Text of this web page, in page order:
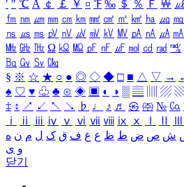
′ ″ ℃ Å ￠ ￡ ￥ ¤ ℉ ‰ ＄ ％ Ｆ ￦ ㎕
㎙ ㎚ ㎛ ㎜ ㎝ ㎞ ㎟ ㎠ ㎡ ㎢ ㏊ ㎍ ㎎
㎱ ㎲ ㎳ ㎴ ㎵ ㎶ ㎷ ㎸ ㎹ ㎀ ㎁ ㎂ ㎃
㎒ ㎓ ㎔ Ω ㏀ ㏁ ㎊ ㎋ ㎌ ㏖ ㏅ ㎭ ㎮
㏃ ㏉ ㏜ ㏆
§ ※ ☆ ★ ○ ● ◎ ◇ ◆ □ ■ △ ▽ →
♠ ♡ ♥ ♧ ♣ ⊙ ◈ ▣ ◐ ◑ ▒ ▤ ▨
‡ ↕ ↗ ↙ ↖ ↘ ♭ ♩ ♪ ♬ ㉿ ㈜ № ㏇
ⅰ
ⅱ ⅲ ⅳ ⅴ ⅵ ⅶ ⅷ ⅸ ⅹ
ش ص ض ط ظ ع غ ف ق ک ل م ن ه
و ی
닫기